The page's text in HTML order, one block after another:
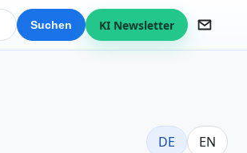
Suchen KI Newsletter
DE EN